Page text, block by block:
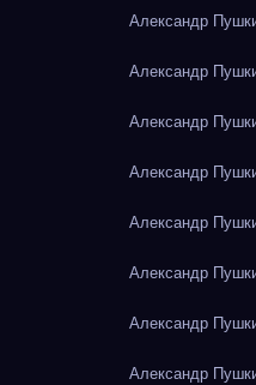
Александр
Александр
Александр
Александр
Александр
Александр
Александр
Александр